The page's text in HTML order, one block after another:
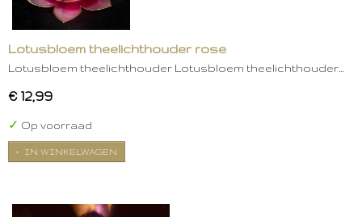
Lotusbloem theelichthouder rose
Lotusbloem theelichthouder Lotusbloem theelichthouder…
€ 12,99
✓ Op voorraad
IN WINKELWAGEN